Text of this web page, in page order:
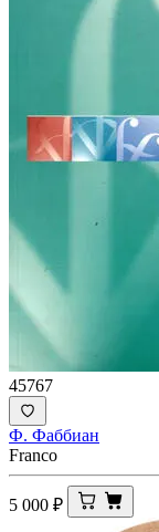
45767
Ф. Фаббиан
Franco
5 000 ₽